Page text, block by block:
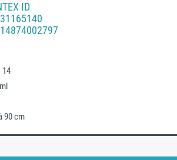
ID
90 cm